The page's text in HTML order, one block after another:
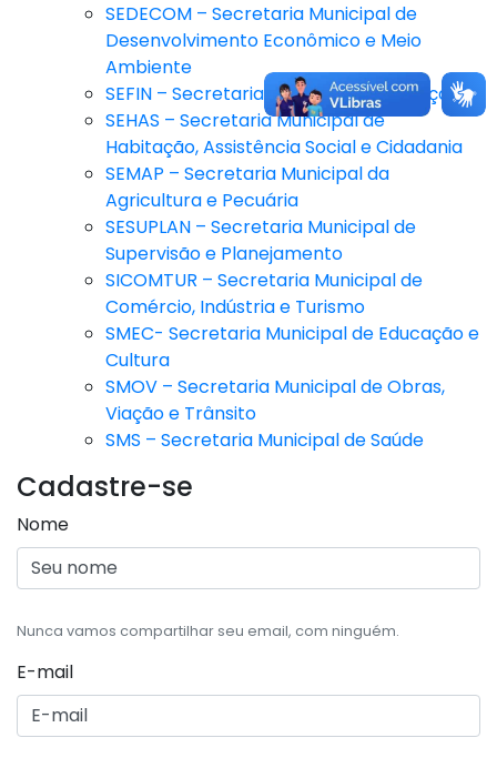
SEDECOM – Secretaria Municipal de
Desenvolvimento Econômico e Meio
Ambiente
SEFIN – Secretaria Municipal de Finanças
SEHAS – Secretaria Municipal de
Habitação, Assistência Social e Cidadania
SEMAP – Secretaria Municipal da
Agricultura e Pecuária
SESUPLAN – Secretaria Municipal de
Supervisão e Planejamento
SICOMTUR – Secretaria Municipal de
Comércio, Indústria e Turismo
SMEC- Secretaria Municipal de Educação e
Cultura
SMOV – Secretaria Municipal de Obras,
Viação e Trânsito
SMS – Secretaria Municipal de Saúde
Cadastre-se
Nome
Nunca vamos compartilhar seu email, com ninguém.
E-mail